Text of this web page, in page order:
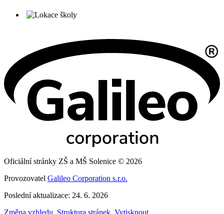
Oficiální stránky ZŠ a MŠ Solenice © 2026
Provozovatel Galileo Corporation s.r.o.
Poslední aktualizace: 24. 6. 2026
Změna vzhledu Struktura stránek Vytisknout